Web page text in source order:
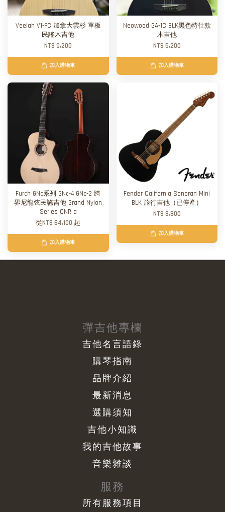
Veelah V1-FC 加拿大雲杉 單板
民謠木吉他
NT$ 9,200
加入購物車
Neowood GA-1C BLK黑色特仕款
木吉他
NT$ 5,200
加入購物車
Furch GNc系列 GNc-4 GNc-2 跨
界尼龍弦民謠吉他 Grand Nylon
Series CNR a
從NT$ 64,100起
加入購物車
Fender California Sonoran Mini
BLK 旅行吉他（已停產）
NT$ 8,800
加入購物車
彈吉他專欄
吉他名言語錄
購琴指南
品牌介紹
最新消息
選購須知
吉他小知識
我的吉他故事
音樂雜談
服務
所有服務項目